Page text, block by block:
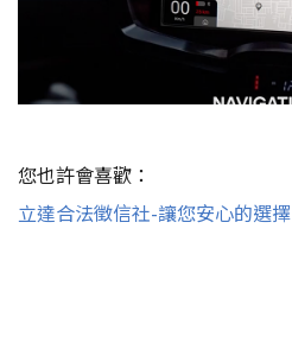
您也許會喜歡：
立達合法徵信社-讓您安心的選擇